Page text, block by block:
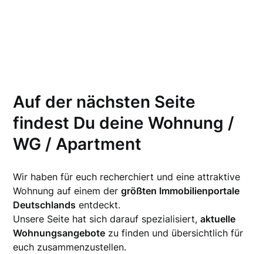
Auf der nächsten Seite
findest Du deine Wohnung /
WG / Apartment
Wir haben für euch recherchiert und eine attraktive
Wohnung auf einem dergrößten Immobilienportale
Deutschlands entdeckt.
Unsere Seite hat sich darauf spezialisiert,aktuelle
Wohnungsangebote zu finden und übersichtlich für
euch zusammenzustellen.